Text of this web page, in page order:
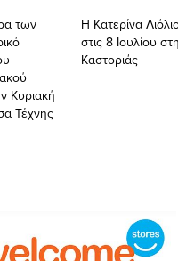
των
Κυριακή
Τέχνης
Η Κατερίνα
στις 8 Ιουλίου
Καστοριάς